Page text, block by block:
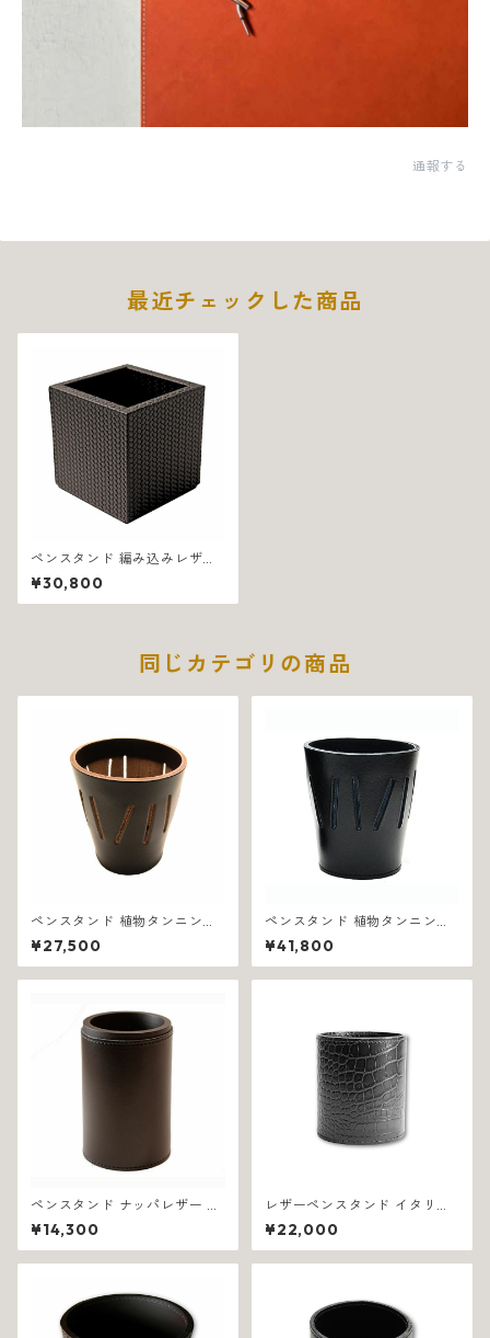
通報する
最近チェックした商品
ペンスタンド 編み込みレザー
イタリア製 ブラウン フィレン
ツェ 1306
¥30,800
同じカテゴリの商品
ペンスタンド 植物タンニン鞣
し革 イタリア製 ブラウン リー
ネア 1078
¥27,500
ペンスタンド 植物タンニン鞣
し革 イタリア製 ブラック リー
ネア 1079
¥41,800
ペンスタンド ナッパレザー イ
タリア製 ブラウン スムーズ 11
97
¥14,300
レザーペンスタンド イタリア
製 ブラック 業務用 クロコダイ
ル 1200
¥22,000